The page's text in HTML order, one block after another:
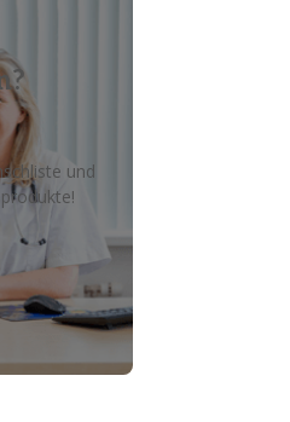
und